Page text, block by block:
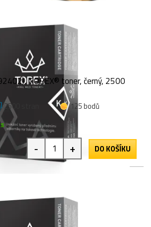
TOREX® toner, černý, 2500
2500 stran
125 bodů
- + DO KOŠÍKU